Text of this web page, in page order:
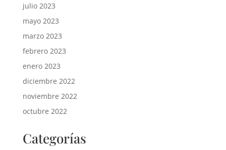
julio 2023
mayo 2023
marzo 2023
febrero 2023
enero 2023
diciembre 2022
noviembre 2022
octubre 2022
Categorías